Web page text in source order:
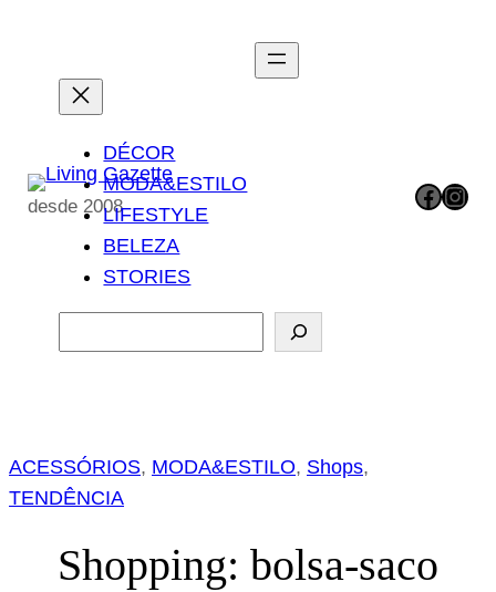
conteúdo
desde 2008
DÉCOR
MODA&ESTILO
LIFESTYLE
BELEZA
STORIES
e
i
s
r
Facebook Instagram
ACESSÓRIOS, MODA&ESTILO, Shops
TENDÊNCIA
Shopping: bolsa-saco